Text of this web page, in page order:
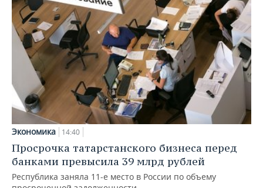
Экономика 14:40
Просрочка татарстанского бизнеса перед
банками превысила 39 млрд рублей
Республика заняла 11-е место в России по объему